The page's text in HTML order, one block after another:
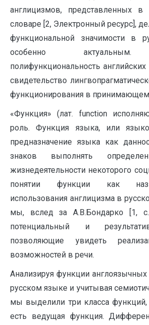
англицизмов, представленных
словаре [2, Электронный ресурс],
функциональной значимости в
особенно актуальным.
полифункциональность
свидетельство
функционирования в
«Функция» (лат. function
роль. Функция языка, или
предназначение языка как
знаков выполнять
жизнедеятельности некоторого
понятии функции как
использования англицизма в
мы, вслед за А.В.Бондарко [1,
потенциальный и
позволяющие увидеть
возможностей в речи.
Анализируя функции
русском языке и учитывая
мы выделили три класса
есть ведущая функция.